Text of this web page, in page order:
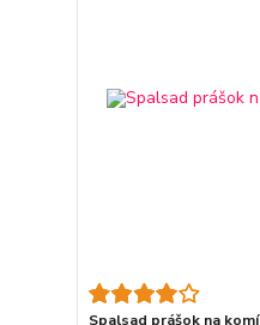
Spalsad prášok na